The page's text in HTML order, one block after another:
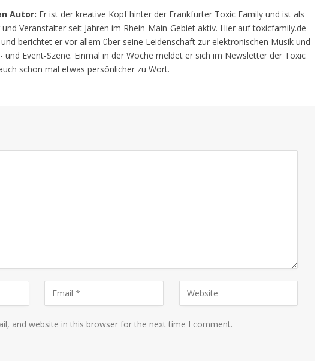
Autor: Er ist der kreative Kopf hinter der Frankfurter Toxic Family und ist als
und Veranstalter seit Jahren im Rhein-Main-Gebiet aktiv. Hier auf toxicfamily.de
berichtet er vor allem über seine Leidenschaft zur elektronischen Musik und
und Event-Szene. Einmal in der Woche meldet er sich im Newsletter der Toxic
schon mal etwas persönlicher zu Wort.
and website in this browser for the next time I comment.